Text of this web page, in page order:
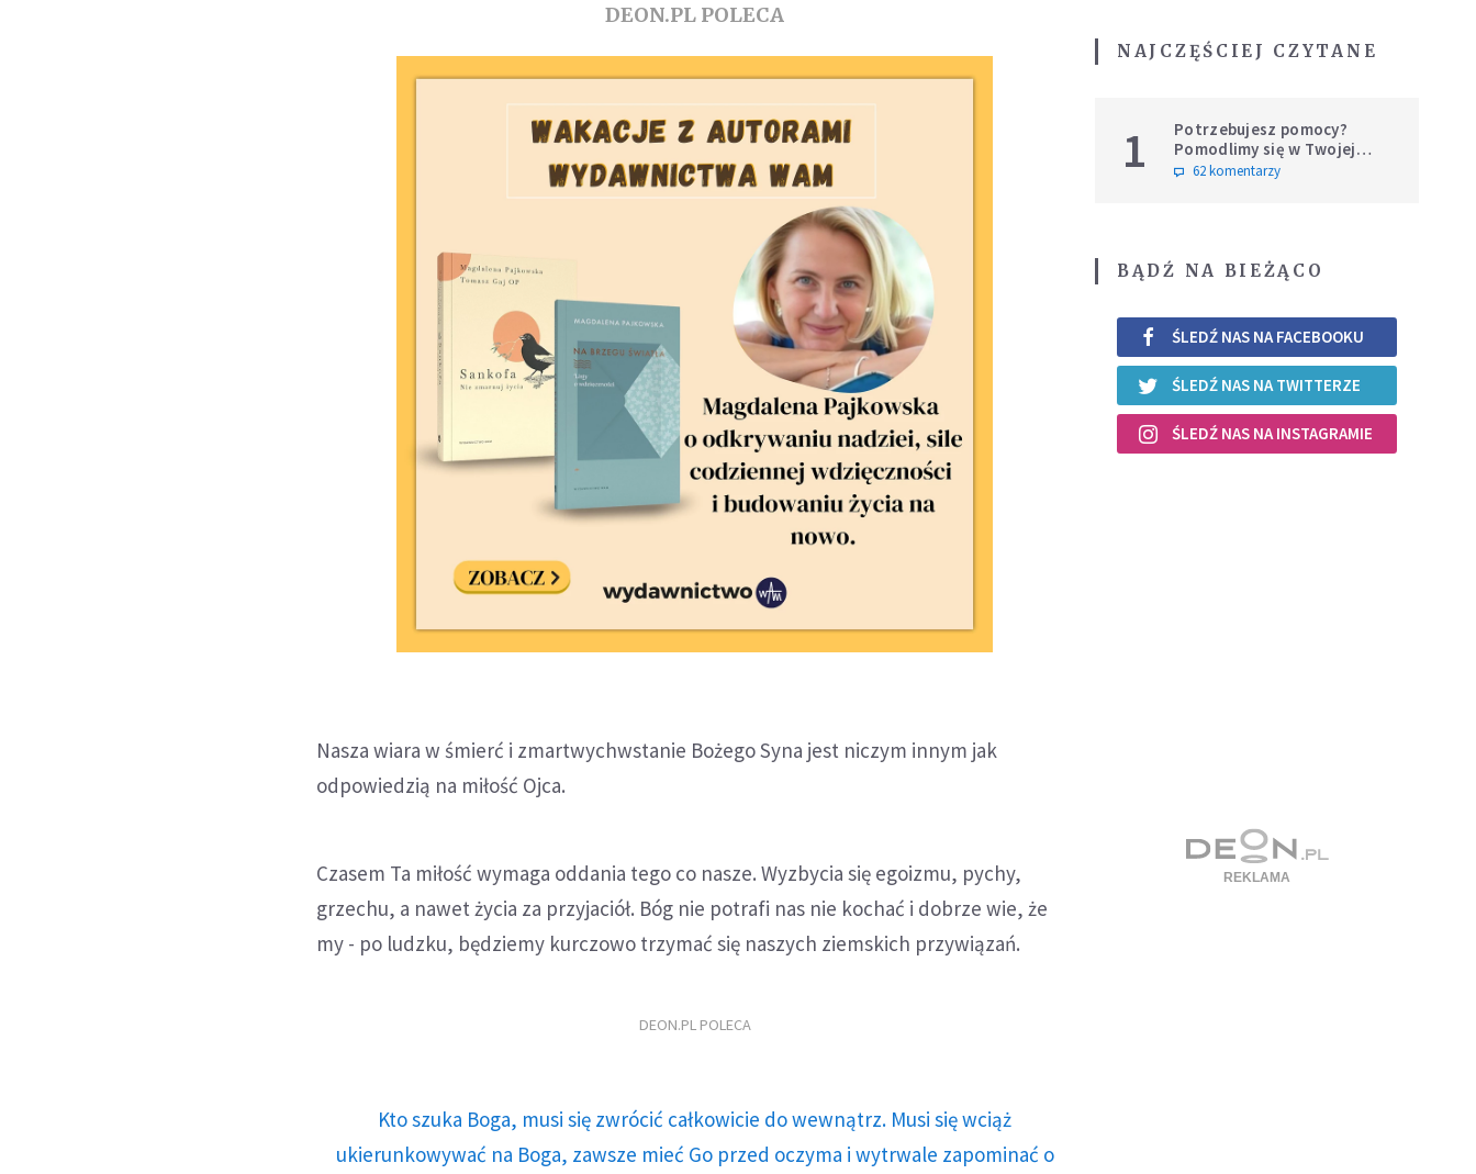
DEON.PL POLECA
Nasza wiara w śmierć i zmartwychwstanie Bożego Syna jest niczym innym jak
odpowiedzią na miłość Ojca.
Czasem Ta miłość wymaga oddania tego co nasze. Wyzbycia się egoizmu, pychy,
grzechu, a nawet życia za przyjaciół. Bóg nie potrafi nas nie kochać i dobrze wie, że
my - po ludzku, będziemy kurczowo trzymać się naszych ziemskich przywiązań.
DEON.PL POLECA
Kto szuka Boga, musi się zwrócić całkowicie do wewnątrz. Musi się wciąż
ukierunkowywać na Boga, zawsze mieć Go przed oczyma i wytrwale zapominać o
NAJCZĘŚCIEJ CZYTANE
1
Potrzebujesz pomocy?
Pomodlimy się w Twojej
intencji
62 komentarzy
BĄDŹ NA BIEŻĄCO
ŚLEDŹ NAS NA FACEBOOKU
ŚLEDŹ NAS NA TWITTERZE
ŚLEDŹ NAS NA INSTAGRAMIE